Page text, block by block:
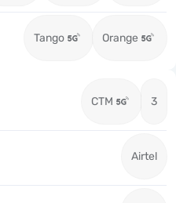
Tango Orange
CTM 3
Airtel